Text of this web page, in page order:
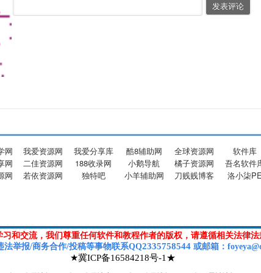
网 我爱资源网 我爱分享库 酷8辅助网 全球资源网
软件库
网 二佳资源网 188收录网 小鹅导航 橘子资源网
吾名软件
网 若依资源网 独特吧 小羊辅助网 刀贱贱博客
洛小柒PE
和交流，我们尊重任何软件和教程作者的版权，请遵循相关法律
法举报/商务合作/投稿等事物联系QQ2335758544或邮箱：
★冀ICP备16584218号-1★